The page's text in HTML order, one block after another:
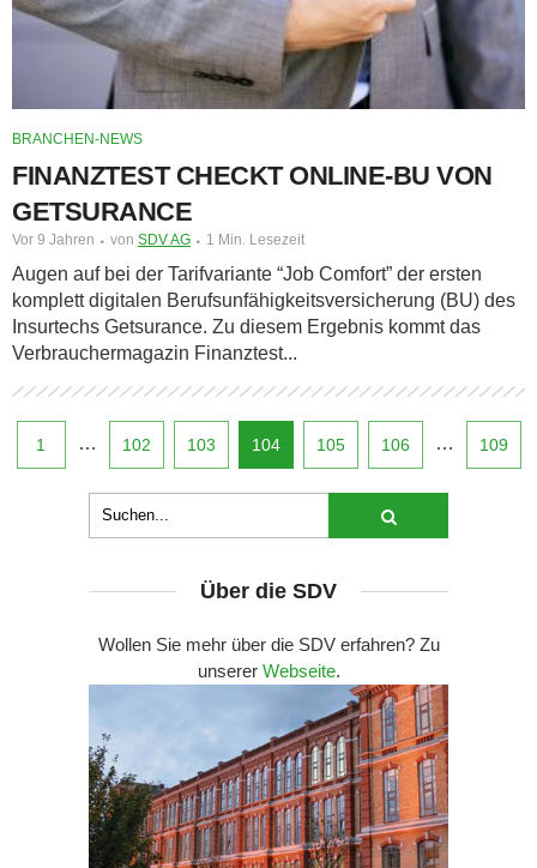
BRANCHEN-NEWS
FINANZTEST CHECKT ONLINE-BU VON
GETSURANCE
Vor 9 Jahren von SDV AG 1 Min. Lesezeit
Augen auf bei der Tarifvariante “Job Comfort” der ersten
komplett digitalen Berufsunfähigkeitsversicherung (BU) des
Insurtechs Getsurance. Zu diesem Ergebnis kommt das
Verbrauchermagazin Finanztest...
1 … 102 103 104 105 106 … 109
Über die SDV
Wollen Sie mehr über die SDV erfahren? Zu
unserer Webseite.